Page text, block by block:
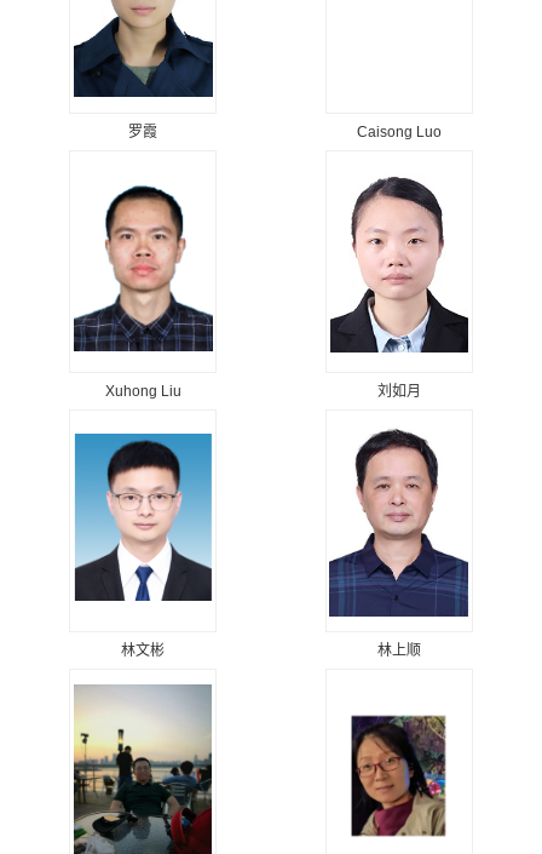
罗霞 Caisong Luo
Xuhong Liu 刘如月
林文彬 林上顺